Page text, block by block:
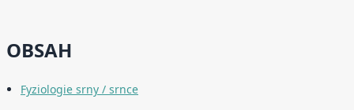
OBSAH
Fyziologie srny / srnce